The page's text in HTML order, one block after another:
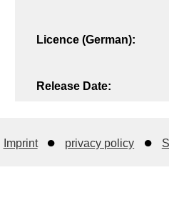
Licence (German):
Release Date:
Imprint privacy policy